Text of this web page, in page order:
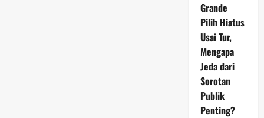
Grande
Pilih Hiatus
Usai Tur,
Mengapa
Jeda dari
Sorotan
Publik
Penting?